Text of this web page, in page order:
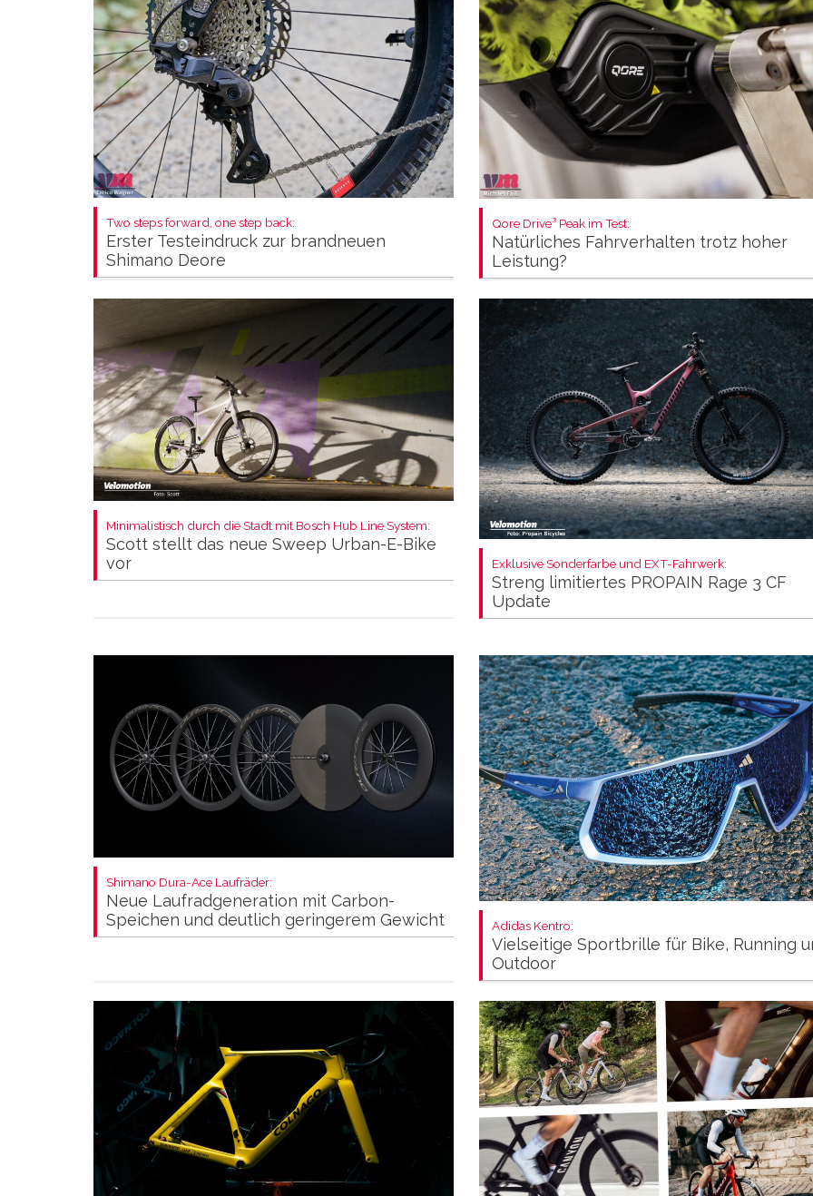
Two steps forward, one step back:
Erster Testeindruck zur brandneuen
Shimano Deore
Qore Drive³ Peak im Test:
Natürliches Fahrverhalten trotz hoher
Leistung?
Minimalistisch durch die Stadt mit Bosch Hub Line System:
Scott stellt das neue Sweep Urban-E-Bike
vor
Exklusive Sonderfarbe und EXT-Fahrwerk:
Streng limitiertes PROPAIN Rage 3 CF
Update
Shimano Dura-Ace Laufräder:
Neue Laufradgeneration mit Carbon-
Speichen und deutlich geringerem Gewicht
Adidas Kentro:
Vielseitige Sportbrille für Bike, Running
Outdoor